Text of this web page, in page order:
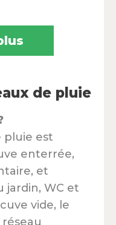
de pluie
pluie est
enterrée,
et
jardin, WC et
vide, le